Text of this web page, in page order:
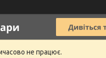
не працює.